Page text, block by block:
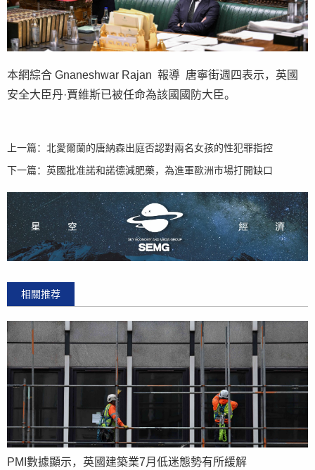
本網綜合 Gnaneshwar Rajan 報導 唐寧街週四表示，英國
安全大臣丹·賈維斯已被任命為該國國防大臣。
上一篇： 北愛爾蘭的唐納森出庭否認對兩名女孩的性犯罪指控
下一篇： 英國批准諾和諾德減肥藥，為進軍歐洲市場打開缺口
相關推荐
PMI數據顯示，英國建築業7月低迷態勢有所緩解